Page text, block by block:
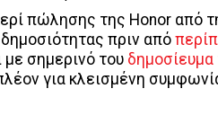
πώλησης της Honor από
πριν από
σημερινό του
για κλεισμένη